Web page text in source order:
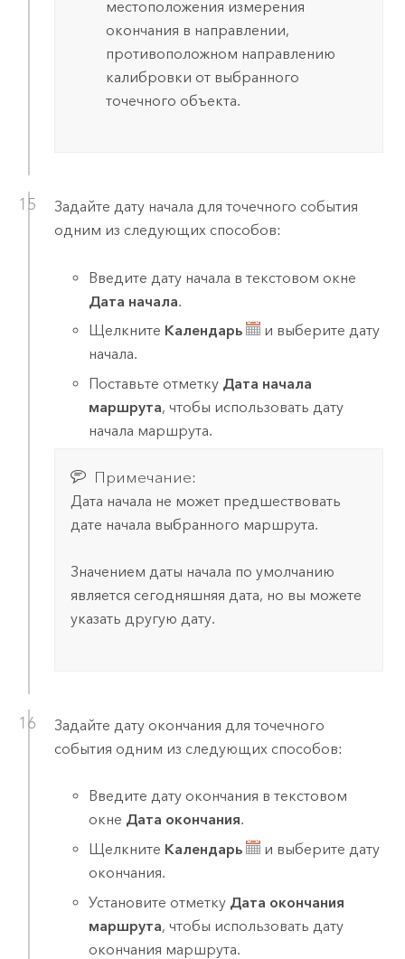
местоположения измерения
окончания в направлении,
противоположном направлению
калибровки от выбранного
точечного объекта.
Задайте дату начала для точечного события
одним из следующих способов:
Введите дату начала в текстовом окне
Дата начала.
Щелкните Календарь
и выберите дату
начала.
Поставьте отметку Дата начала
маршрута, чтобы использовать дату
начала маршрута.
Примечание:
Дата начала не может предшествовать
дате начала выбранного маршрута.
Значением даты начала по умолчанию
является сегодняшняя дата, но вы можете
указать другую дату.
Задайте дату окончания для точечного
события одним из следующих способов:
Введите дату окончания в текстовом
окне Дата окончания.
Щелкните Календарь
и выберите дату
окончания.
Установите отметку Дата окончания
маршрута, чтобы использовать дату
окончания маршрута.